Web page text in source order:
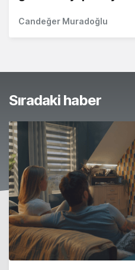
Candeğer Muradoğlu
Sıradaki haber